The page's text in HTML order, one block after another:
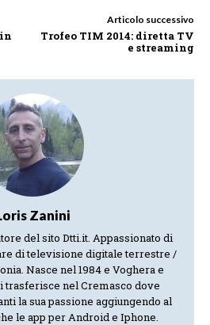
Articolo successivo
Trofeo TIM 2014: diretta TV
e streaming
Zanini
del sito Dtti.it. Appassionato di
di televisione digitale terrestre /
Nasce nel 1984 e Voghera e
trasferisce nel Cremasco dove
la sua passione aggiungendo al
le app per Android e Iphone.